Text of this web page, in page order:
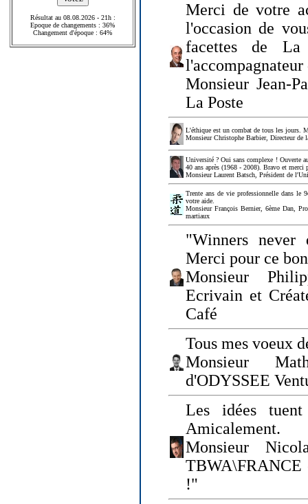
Résultat au 08.08.2026 - 21h :
Epoque de changements : 36%
Changement d'époque : 64%
Merci de votre
l'occasion de
facettes de
Monsieur Jean-
La Poste
L'éthique est un combat de tous les jours.
Monsieur Christophe Barbier, Directeur de
Université ? Oui sans complexe ! Ouverte
40 ans après (1968 - 2008). Bravo et merci
Monsieur Laurent Batsch, Président de
Trente ans de vie professionnelle dans le
votre aide.
Monsieur François Bernier, 6ème Dan,
martiaux
"Winners
Merci pour ce
Monsieur
Ecrivain et
Café
Tous mes voeux
Monsieur
d'ODYSSEE
Les idées
Amicalement.
Monsieur
TBWA\FRANCE
!"